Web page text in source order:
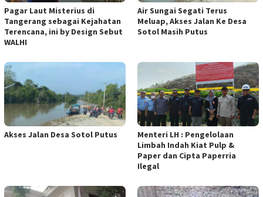
Pagar Laut Misterius di
Tangerang sebagai Kejahatan
Terencana, ini by Design Sebut
WALHI
Air Sungai Segati Terus
Meluap, Akses Jalan Ke Desa
Sotol Masih Putus
Akses Jalan Desa Sotol Putus
Menteri LH : Pengelolaan
Limbah Indah Kiat Pulp &
Paper dan Cipta Paperria
Ilegal